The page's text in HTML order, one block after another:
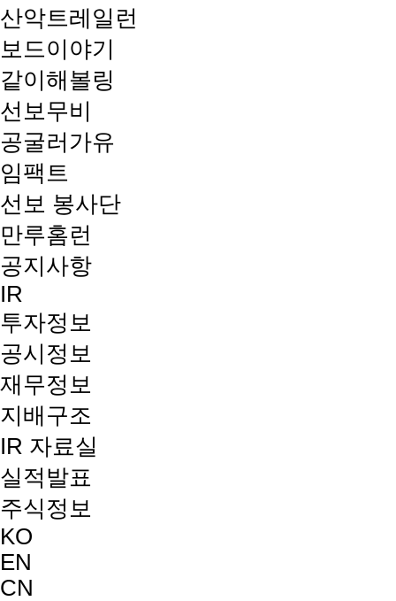
산악트레일런
보드이야기
같이해볼링
선보무비
공굴러가유
임팩트
선보 봉사단
만루홈런
공지사항
IR
투자정보
공시정보
재무정보
지배구조
IR 자료실
실적발표
주식정보
KO
EN
CN